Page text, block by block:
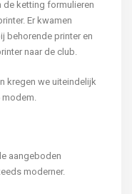
de ketting formulieren
Er kwamen
behorende printer en
naar de club.
kregen we uiteindelijk
modem.
aangeboden
moderner.